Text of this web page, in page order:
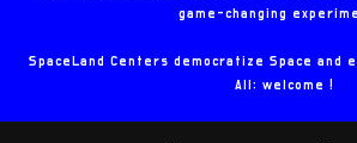
game-changing
SpaceLand Centers democratize Space
All: welcome !